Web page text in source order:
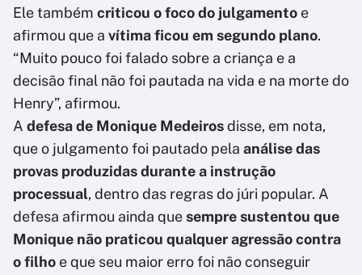
Ele também criticou o foco do julgamento e
afirmou que a vítima ficou em segundo plano.
“Muito pouco foi falado sobre a criança e a
decisão final não foi pautada na vida e na morte do
Henry”, afirmou.
A defesa de Monique Medeirosdisse, em nota,
que o julgamento foi pautado pela análise das
provas produzidas durante a instrução
processual, dentro das regras do júri popular. A
defesa afirmou ainda quesempre sustentou que
Monique não praticou qualquer agressão contra
o filho e que seu maior erro foi não conseguir